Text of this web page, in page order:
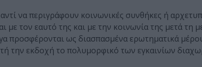
να περιγράφουν κοινωνικές συνθήκες ή
με τον εαυτό της και με την κοινωνία της μετά τη
προσφέρονται ως διασπασμένα ερωτηματικά
την εκδοχή το πολυμορφικό των εγκαινίων